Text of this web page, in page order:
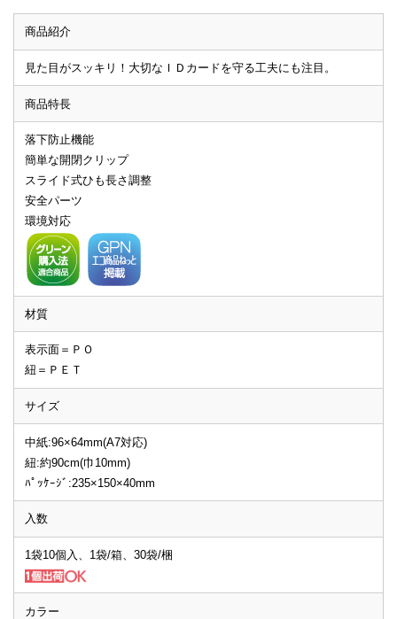
商品紹介
見た目がスッキリ！大切なＩＤカードを守る工夫にも注目。
商品特長
落下防止機能
簡単な開閉クリップ
スライド式ひも長さ調整
安全パーツ
環境対応
材質
表示面＝ＰＯ
紐＝ＰＥＴ
サイズ
中紙:96×64mm(A7対応)
紐:約90cm(巾10mm)
ﾊﾟｯｹｰｼﾞ:235×150×40mm
入数
1袋10個入、1袋/箱、30袋/梱
カラー